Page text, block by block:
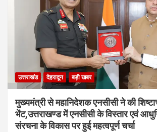
उत्तराखंड देहरादून बड़ी खबर
मुख्यमंत्री से महानिदेशक एनसीसी ने की
भेंट,उत्तराखण्ड में एनसीसी के विस्तार एवं
संरचना के विकास पर हुई महत्वपूर्ण चर्चा